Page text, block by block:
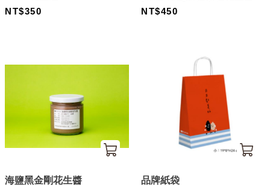
NT$350
2
NT$450
海鹽黑金剛花生醬
品牌紙袋